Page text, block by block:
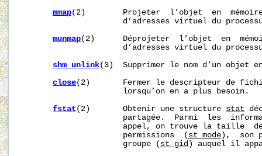
mmap(2)        Projeter  l’objet  en  mémoire
d’adresses virtuel du
munmap(2)      Déprojeter  l’objet  en
d’adresses virtuel du
shm_unlink(3)  Supprimer le nom d’un objet
close(2)       Fermer le descripteur de
                      lorsqu’on en a plus besoin.
fstat (2)       Obtenir une structure stat
partagée.  Parmi  les
appel, on trouve la taille
                      permissions  (
st_mode ),  son
                      groupe (
st_gid ) auquel il